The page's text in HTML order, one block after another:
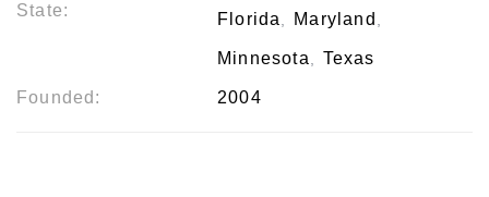
State: Florida, Maryland ,
Minnesota, Texas
Founded: 2004